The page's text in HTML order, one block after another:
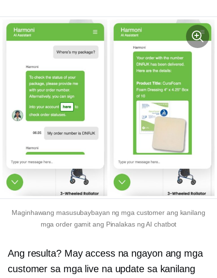
Maginhawang masusubaybayan ng mga customer ang kanilang
mga order gamit ang Pinalakas ng AI chatbot
Ang resulta? May access na ngayon ang mga
customer sa mga live na update sa kanilang